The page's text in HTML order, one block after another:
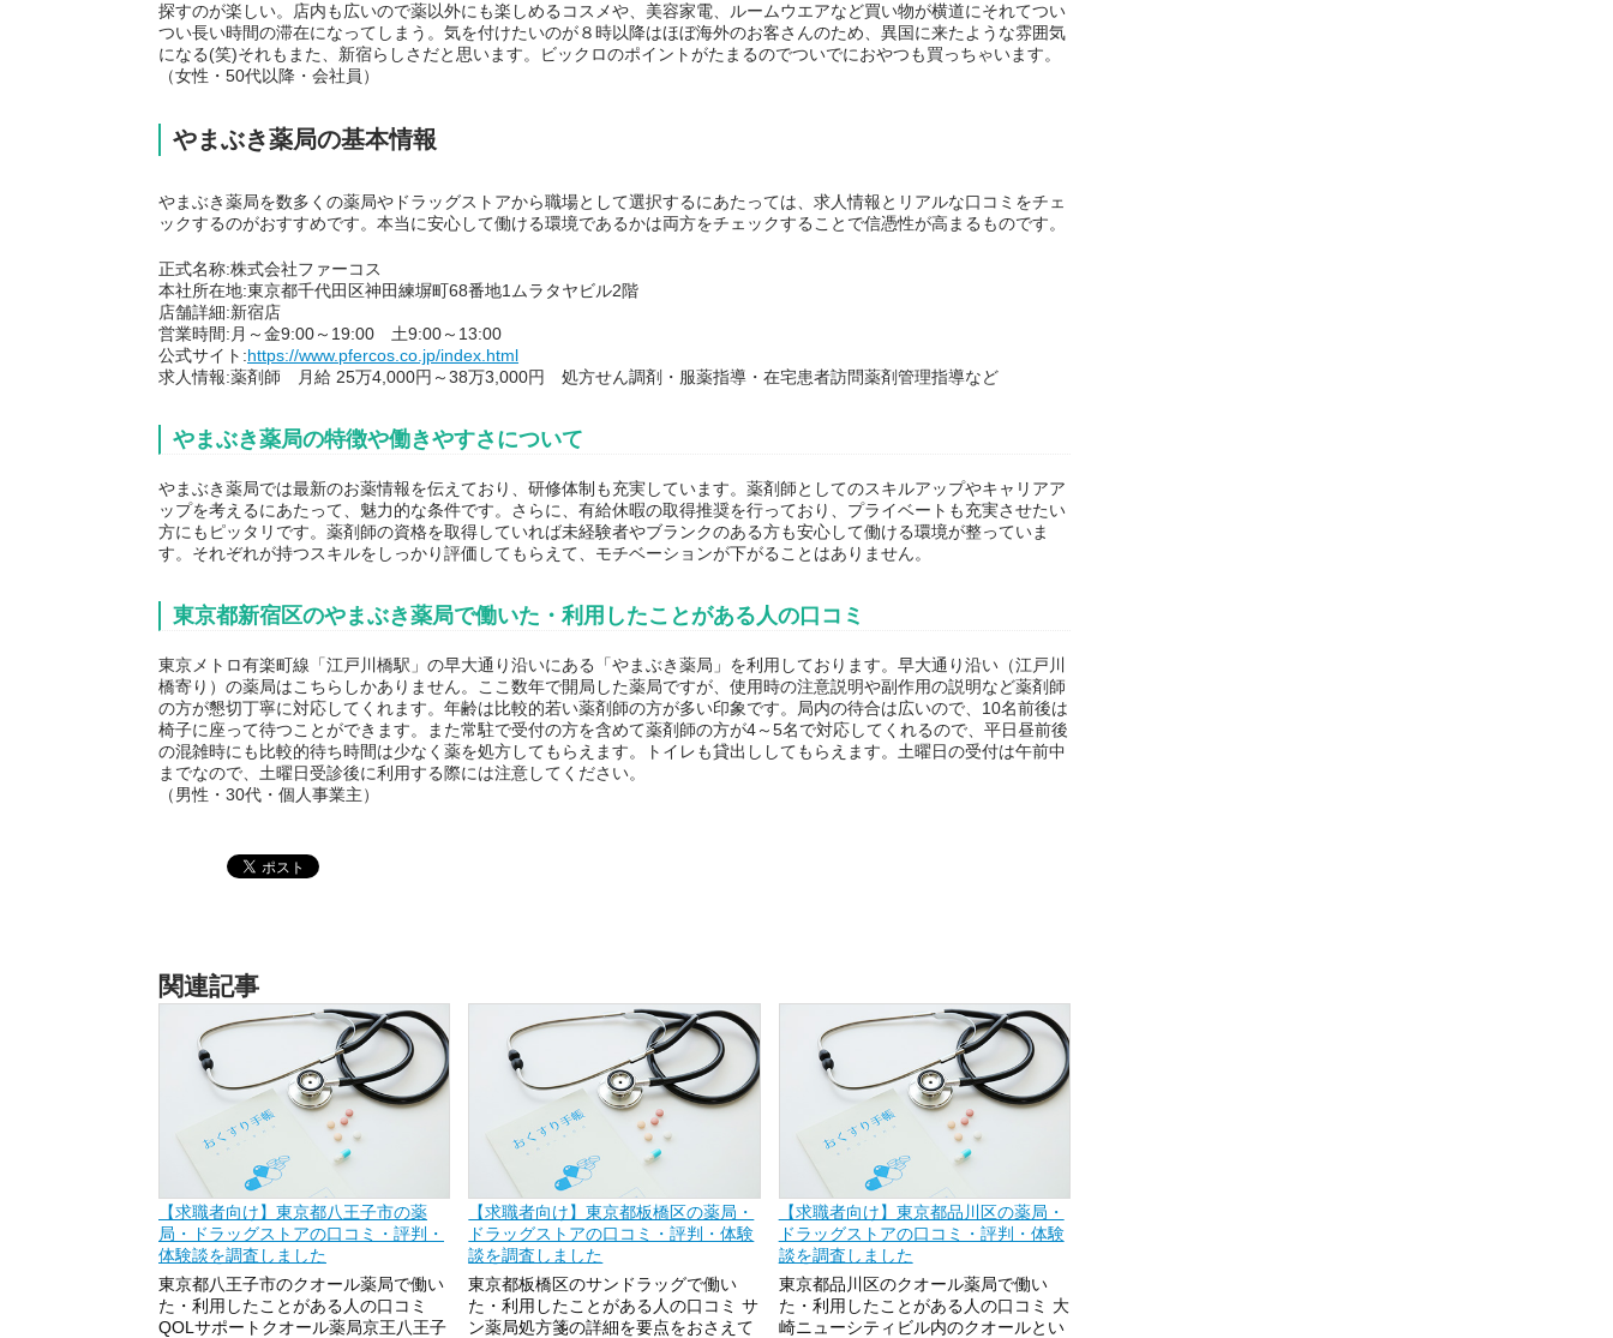
探すのが楽しい。店内も広いので薬以外にも楽しめるコスメや、美容家電、ルームウエアなど買い物が横道にそれてつい
つい長い時間の滞在になってしまう。気を付けたいのが８時以降はほぼ海外のお客さんのため、異国に来たような雰囲気
になる(笑)それもまた、新宿らしさだと思います。ビックロのポイントがたまるのでついでにおやつも買っちゃいます。
（女性・50代以降・会社員）
やまぶき薬局の基本情報
やまぶき薬局を数多くの薬局やドラッグストアから職場として選択するにあたっては、求人情報とリアルな口コミをチェ
ックするのがおすすめです。本当に安心して働ける環境であるかは両方をチェックすることで信憑性が高まるものです。
正式名称:株式会社ファーコス
本社所在地:東京都千代田区神田練塀町68番地1ムラタヤビル2階
店舗詳細:新宿店
営業時間:月～金9:00～19:00 土9:00～13:00
公式サイト:https://www.pfercos.co.jp/index.html
求人情報:薬剤師 月給 25万4,000円～38万3,000円 処方せん調剤・服薬指導・在宅患者訪問薬剤管理指導など
やまぶき薬局の特徴や働きやすさについて
やまぶき薬局では最新のお薬情報を伝えており、研修体制も充実しています。薬剤師としてのスキルアップやキャリアア
ップを考えるにあたって、魅力的な条件です。さらに、有給休暇の取得推奨を行っており、プライベートも充実させたい
方にもピッタリです。薬剤師の資格を取得していれば未経験者やブランクのある方も安心して働ける環境が整っていま
す。それぞれが持つスキルをしっかり評価してもらえて、モチベーションが下がることはありません。
東京都新宿区のやまぶき薬局で働いた・利用したことがある人の口コミ
東京メトロ有楽町線「江戸川橋駅」の早大通り沿いにある「やまぶき薬局」を利用しております。早大通り沿い（江戸川
橋寄り）の薬局はこちらしかありません。ここ数年で開局した薬局ですが、使用時の注意説明や副作用の説明など薬剤師
の方が懇切丁寧に対応してくれます。年齢は比較的若い薬剤師の方が多い印象です。局内の待合は広いので、10名前後は
椅子に座って待つことができます。また常駐で受付の方を含めて薬剤師の方が4～5名で対応してくれるので、平日昼前後
の混雑時にも比較的待ち時間は少なく薬を処方してもらえます。トイレも貸出ししてもらえます。土曜日の受付は午前中
までなので、土曜日受診後に利用する際には注意してください。
（男性・30代・個人事業主）
関連記事
【求職者向け】東京都八王子市の薬
局・ドラッグストアの口コミ・評判・
体験談を調査しました
東京都八王子市のクオール薬局で働い
た・利用したことがある人の口コミ
QOLサポートクオール薬局京王八王子
【求職者向け】東京都板橋区の薬局・
ドラッグストアの口コミ・評判・体験
談を調査しました
東京都板橋区のサンドラッグで働い
た・利用したことがある人の口コミ サ
ン薬局処方箋の詳細を要点をおさえて
【求職者向け】東京都品川区の薬局・
ドラッグストアの口コミ・評判・体験
談を調査しました
東京都品川区のクオール薬局で働い
た・利用したことがある人の口コミ 大
崎ニューシティビル内のクオールとい